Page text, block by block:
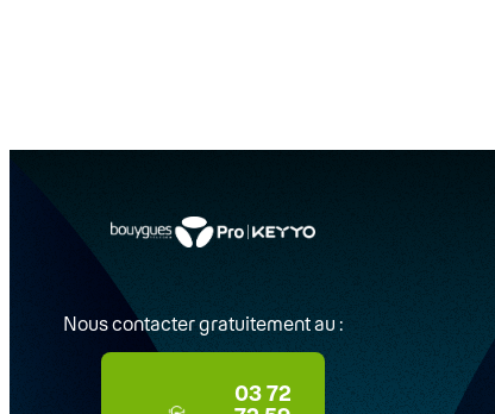
Nous contacter gratuitement au :
03 72